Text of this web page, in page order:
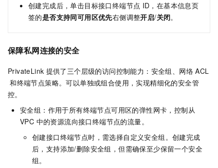
创建完成后，单击目标接口终端节点 ID，在基本信息页
签的是否支持同可用区优先右侧调整开启/关闭。
保障私网连接的安全
PrivateLink 提供了三个层级的访问控制能力：安全组、网络 ACL
和终端节点策略。可以单独或组合使用，实现精细化的安全管
控。
安全组：作用于所有终端节点可用区的弹性网卡，控制从
VPC 中的资源流向接口终端节点的流量。
创建接口终端节点时，需选择自定义安全组。创建完成
后，支持添加/删除安全组，但需确保至少保留一个安全
组。